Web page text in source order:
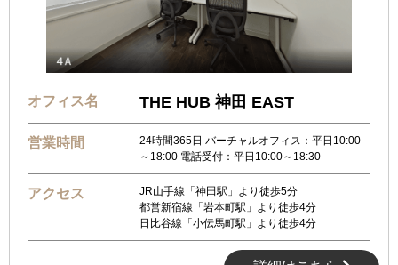
オフィス名 THE HUB 神田 EAST
営業時間
24時間365日 バーチャルオフィス：平日10:00
～18:00 電話受付：平日10:00～18:30
アクセス
JR山手線「神田駅」より徒歩5分
都営新宿線「岩本町駅」より徒歩4分
日比谷線「小伝馬町駅」より徒歩4分